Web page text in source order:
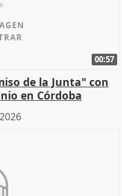
00:57
de la Junta" con
en Córdoba